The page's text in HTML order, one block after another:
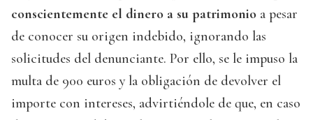
conscientemente el dinero a su patrimonio a pesar
de conocer su origen indebido, ignorando las
solicitudes del denunciante. Por ello, se le impuso la
multa de 900 euros y la obligación de devolver el
importe con intereses, advirtiéndole de que, en caso